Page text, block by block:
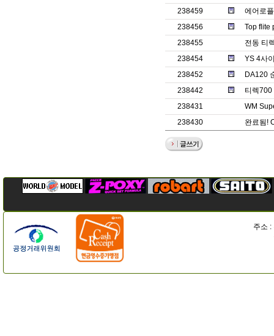
238459
에어로
238456
Top flite
238455
전동 티
238454
YS 4사
238452
DA120
238442
티렉700
238431
WM
238430
완료됨!
주소